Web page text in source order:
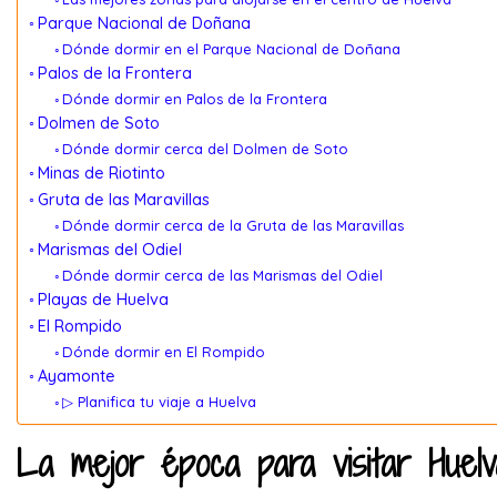
Parque Nacional de Doñana
Dónde dormir en el Parque Nacional de Doñana
Palos de la Frontera
Dónde dormir en Palos de la Frontera
Dolmen de Soto
Dónde dormir cerca del Dolmen de Soto
Minas de Riotinto
Gruta de las Maravillas
Dónde dormir cerca de la Gruta de las Maravillas
Marismas del Odiel
Dónde dormir cerca de las Marismas del Odiel
Playas de Huelva
El Rompido
Dónde dormir en El Rompido
Ayamonte
▷ Planifica tu viaje a Huelva
La mejor época para visitar